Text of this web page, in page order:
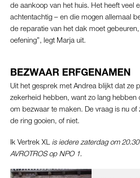
de aankoop van het huis. Het heeft veel
achtentachtig – en die mogen allemaal
de reparatie van het dak moet
oefening”, legt Marja uit.
BEZWAAR ERFGENAMEN
Uit het gesprek met Andrea blijkt dat ze
zekerheid hebben, want zo lang hebben
om bezwaar te maken. De vraag is nu
de ring gooien, of niet.
Ik Vertrek XL
is iedere zaterdag om
AVROTROS op NPO 1.